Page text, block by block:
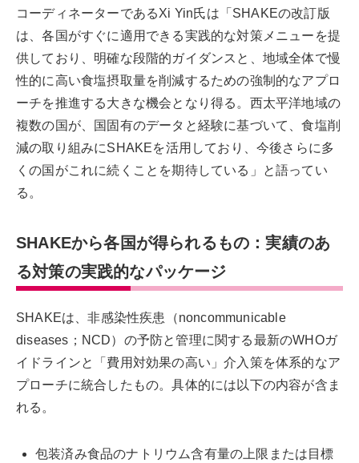
コーディネーターであるXi Yin氏は「SHAKEの改訂版
は、各国がすぐに適用できる実践的な対策メニューを提
供しており、明確な段階的ガイダンスと、地域全体で慢
性的に高い食塩摂取量を削減するための強制的なアプロ
ーチを推進する大きな機会となり得る。西太平洋地域の
複数の国が、国固有のデータと経験に基づいて、食塩削
減の取り組みにSHAKEを活用しており、今後さらに多
くの国がこれに続くことを期待している」と語ってい
る。
SHAKEから各国が得られるもの：実績のあ
る対策の実践的なパッケージ
SHAKEは、非感染性疾患（noncommunicable
diseases；NCD）の予防と管理に関する最新のWHOガ
イドラインと「費用対効果の高い」介入策を体系的なア
プローチに統合したもの。具体的には以下の内容が含ま
れる。
包装済み食品のナトリウム含有量の上限または目標